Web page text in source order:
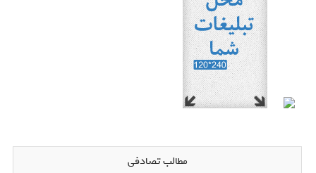
مطالب تصادفی